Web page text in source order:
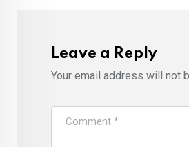
Leave a Reply
Your email address will not